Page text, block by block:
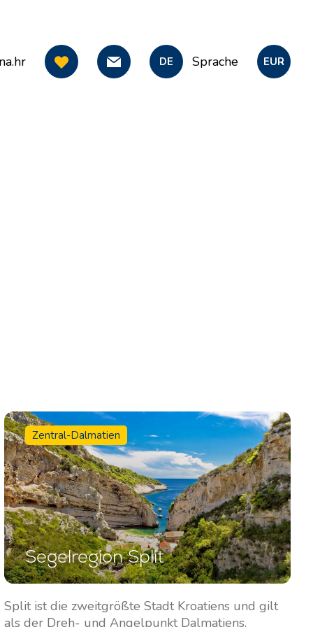
DE Sprache EUR
Zentral-Dalmatien
Segelregion Split
Split ist die zweitgrößte Stadt Kroatiens und gilt
als der Dreh- und Angelpunkt Dalmatiens.